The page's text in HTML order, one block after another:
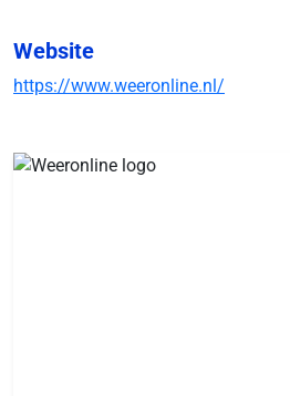
Website
https://www.weeronline.nl/